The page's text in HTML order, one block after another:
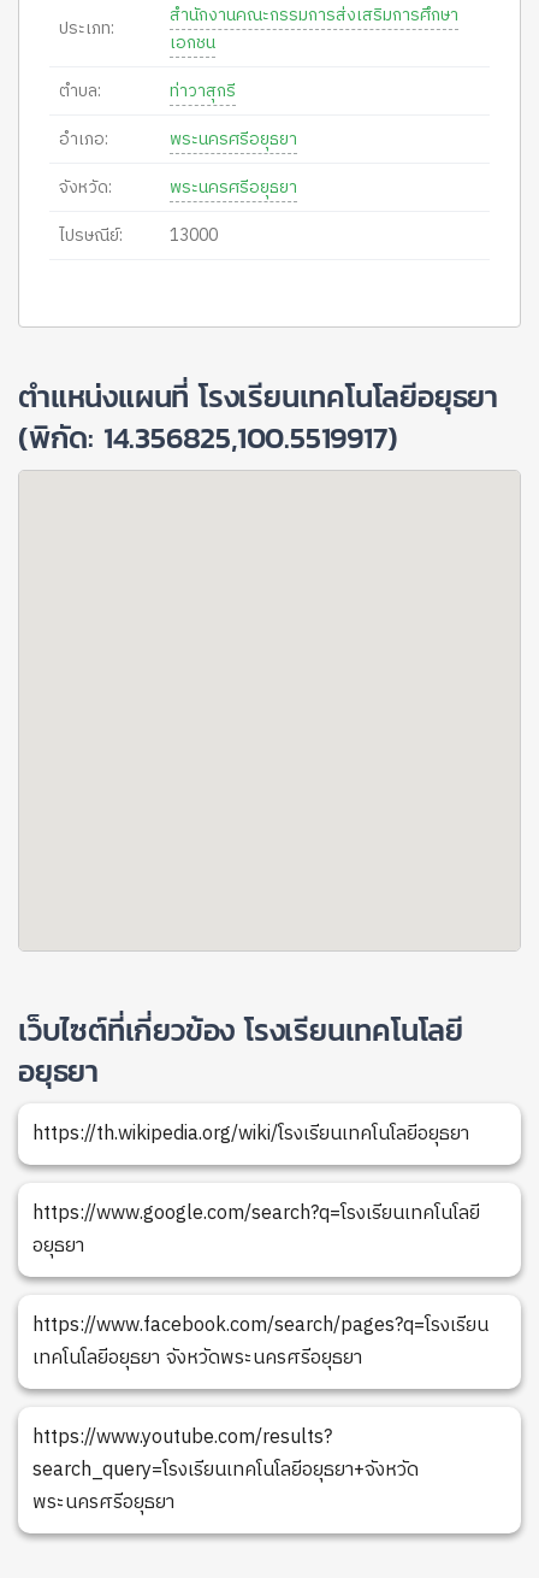
ประเภท:
สำนักงานคณะกรรมการส่งเสริมการศึกษา
เอกชน
ตำบล:
ท่าวาสุกรี
อำเภอ:
พระนครศรีอยุธยา
จังหวัด:
พระนครศรีอยุธยา
ไปรษณีย์:
13000
ตำแหน่งแผนที่ โรงเรียนเทคโนโลยีอยุธยา
(พิกัด: 14.356825,100.5519917)
เว็บไซต์ที่เกี่ยวข้อง โรงเรียนเทคโนโลยี
อยุธยา
https://th.wikipedia.org/wiki/โรงเรียนเทคโนโลยีอยุธยา
https://www.google.com/search?q=โรงเรียนเทคโนโลยี
อยุธยา
https://www.facebook.com/search/pages?q=โรงเรียน
เทคโนโลยีอยุธยา จังหวัดพระนครศรีอยุธยา
https://www.youtube.com/results?
search_query=โรงเรียนเทคโนโลยีอยุธยา+จังหวัด
พระนครศรีอยุธยา